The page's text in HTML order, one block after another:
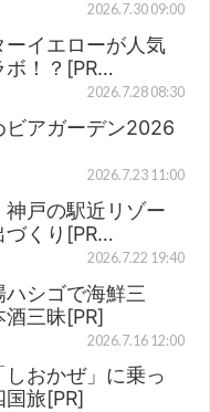
2026.7.30 09:00
ーイエローが人気
ボ！？[PR…
2026.7.28 08:30
ビアガーデン2026
2026.7.23 11:00
戸の駅近リゾー
づくり[PR…
2026.7.22 19:40
シゴで海鮮三
三昧[PR]
2026.7.16 12:00
おかぜ」に乗っ
国旅[PR]